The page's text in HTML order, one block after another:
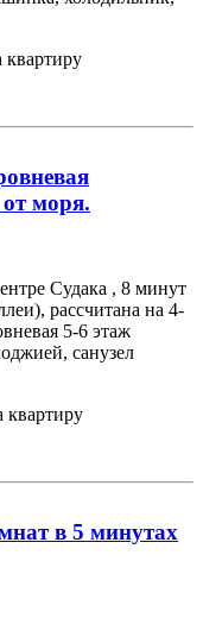
квартиру
моря.
Судака , 8 минут
рассчитана на 4-
5-6 этаж
санузел
квартиру
в 5 минутах